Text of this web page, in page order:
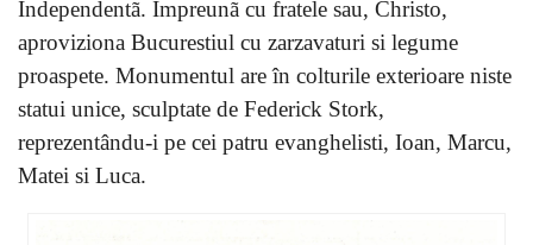
Independentã. Împreunã cu fratele sau, Christo,
aproviziona Bucurestiul cu zarzavaturi si legume
proaspete. Monumentul are în colturile exterioare niste
statui unice, sculptate de Federick Stork,
reprezentându-i pe cei patru evanghelisti, Ioan, Marcu,
Matei si Luca.